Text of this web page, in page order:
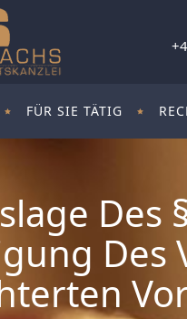
FÜR SIE TÄTIG
Des
Des